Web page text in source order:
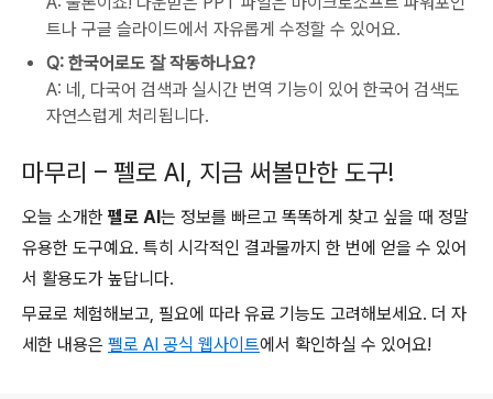
트나 구글 슬라이드에서 자유롭게 수정할 수 있어요.
Q: 한국어로도 잘 작동하나요?
A: 네, 다국어 검색과 실시간 번역 기능이 있어 한국어 검색도
자연스럽게 처리됩니다.
마무리 – 펠로 AI, 지금 써볼만한 도구!
오늘 소개한 펠로 AI는 정보를 빠르고 똑똑하게 찾고 싶을 때 정말
유용한 도구예요. 특히 시각적인 결과물까지 한 번에 얻을 수 있어
서 활용도가 높답니다.
무료로 체험해보고, 필요에 따라 유료 기능도 고려해보세요. 더 자
세한 내용은 펠로 AI 공식 웹사이트에서 확인하실 수 있어요!